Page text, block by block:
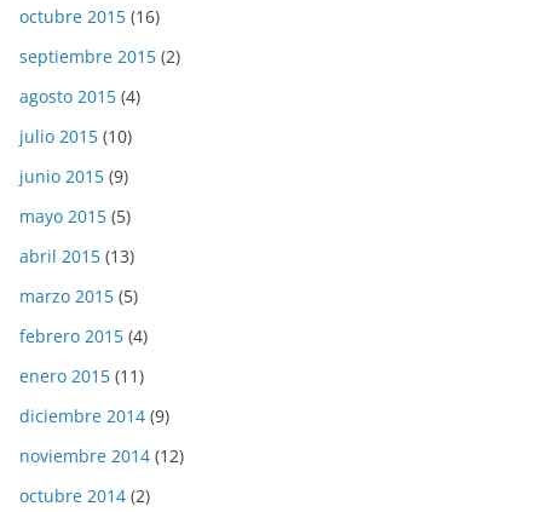
octubre 2015 (16)
septiembre 2015 (2)
agosto 2015 (4)
julio 2015 (10)
junio 2015 (9)
mayo 2015 (5)
abril 2015 (13)
marzo 2015 (5)
febrero 2015 (4)
enero 2015 (11)
diciembre 2014 (9)
noviembre 2014 (12)
octubre 2014 (2)